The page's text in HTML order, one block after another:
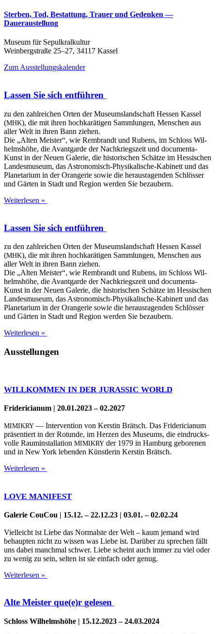
Sterben, Tod, Bestattung, Trauer und Gedenken —
Daueraustellung
Muse­um für Sepul­kral­kul­tur
Wein­berg­stra­ße 25–27, 34117 Kassel
Zum Aus­stel­lungs­ka­len­der
Lassen Sie sich entführen
zu den zahl­rei­chen Orten der Muse­ums­land­schaft Hes­sen Kas­sel
(MHK), die mit ihren hoch­ka­rä­ti­gen Samm­lun­gen, Men­schen aus
aller Welt in ihren Bann ziehen.
Die „Alten Meis­ter“, wie Rem­brandt und Rubens, im Schloss Wil­
helms­hö­he, die Avant­gar­de der Nach­kriegs­zeit und docu­­men­­ta-
Kunst in der Neu­en Gale­rie, die his­to­ri­schen Schät­ze im Hes­si­schen
Lan­des­mu­se­um, das Astro­­no­­misch-Phy­­si­­ka­­li­­sche-Kabi­­nett und das
Pla­ne­ta­ri­um in der Oran­ge­rie sowie die her­aus­ra­gen­den Schlös­ser
und Gär­ten in Stadt und Regi­on wer­den Sie bezaubern.
Weiterlesen »
Lassen Sie sich entführen
zu den zahl­rei­chen Orten der Muse­ums­land­schaft Hes­sen Kas­sel
(MHK), die mit ihren hoch­ka­rä­ti­gen Samm­lun­gen, Men­schen aus
aller Welt in ihren Bann ziehen.
Die „Alten Meis­ter“, wie Rem­brandt und Rubens, im Schloss Wil­
helms­hö­he, die Avant­gar­de der Nach­kriegs­zeit und docu­­men­­ta-
Kunst in der Neu­en Gale­rie, die his­to­ri­schen Schät­ze im Hes­si­schen
Lan­des­mu­se­um, das Astro­­no­­misch-Phy­­si­­ka­­li­­sche-Kabi­­nett und das
Pla­ne­ta­ri­um in der Oran­ge­rie sowie die her­aus­ra­gen­den Schlös­ser
und Gär­ten in Stadt und Regi­on wer­den Sie bezaubern.
Weiterlesen »
Ausstellungen
WILLKOMMEN IN DER JURASSIC WORLD
Fri­de­ri­cia­num | 20.01.2023 – 02.2027
MIMIKRY — Inter­ven­ti­on von Kers­tin Brätsch. Das Fri­de­ri­cia­num
prä­sen­tiert in der Rotun­de, im Her­zen des Muse­ums, die ein­drucks­
vol­le Raum­in­stal­la­ti­on MIMIKRY der 1979 in Ham­burg gebo­re­nen
und in New York leben­den Künst­le­rin Kers­tin Brätsch.
Weiterlesen »
LOVE MANIFEST
Gale­rie CouCou | 15.12. – 22.12.23 | 03.01. – 02.02.24
Viel­leicht ist Lie­be das Nor­mals­te der Welt – kaum jemand wird
behaup­ten nicht zu wis­sen was Lie­be ist. Dar­über zu spre­chen fällt
uns dabei manch­mal schwer. Lie­be scheint auch immer zu viel oder
zu wenig zu sein, sel­ten ist sie ein­fach oder genug.
Weiterlesen »
Alte Meister que(e)r gelesen
Schloss Wil­helms­hö­he | 15.12.2023 – 24.03.2024